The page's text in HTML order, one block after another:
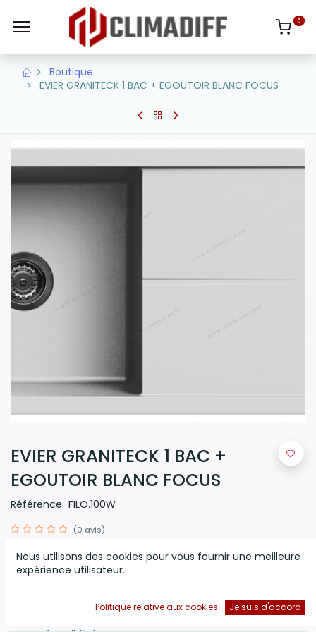
0
Boutique
EVIER GRANITECK 1 BAC + EGOUTOIR BLANC FOCUS
EVIER GRANITECK 1 BAC +
EGOUTOIR BLANC FOCUS
Référence: FILO.100W
(0 avis)
Évier 1 bac + égouttoir
Blanc
Bases (mm) : 600
Nous utilisons des cookies pour vous fournir une meilleure
expérience utilisateur.
Politique relative aux cookies Je suis d'accord